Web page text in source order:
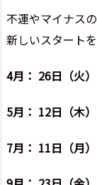
不運やマイナス
新しいスタート
4月： 26日（火）
5月： 12日（木）
7月： 11日（月）